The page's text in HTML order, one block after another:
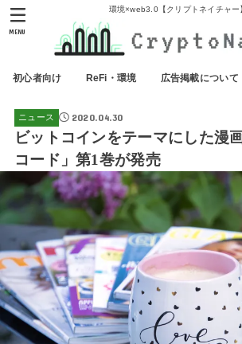
環境×web3.0【クリプトネイチャー
初心者向け ReFi・環境 広告掲載について
MENU
ニュース 2020.04.30
ビットコインをテーマにした漫
コード」第1巻が発売